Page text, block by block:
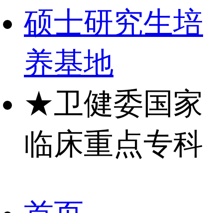
硕士研究生培
养基地
★卫健委国家
临床重点专科